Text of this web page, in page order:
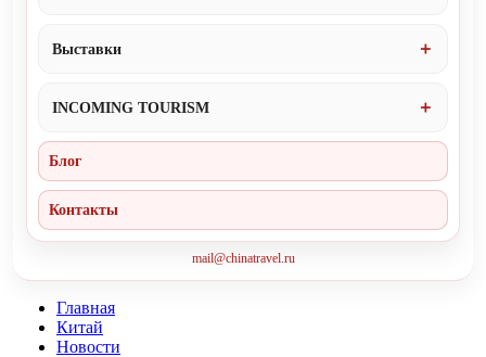
Выставки
INCOMING TOURISM
Блог
Контакты
mail@chinatravel.ru
Главная
Китай
Новости